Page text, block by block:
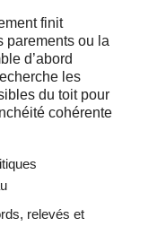
finit
parements ou la
d’abord
les
du toit pour
cohérente
relevés et